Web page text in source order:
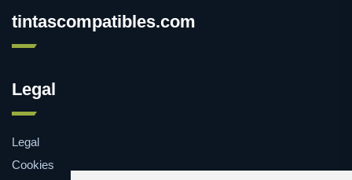
tintascompatibles.com
Legal
Legal
Cookies